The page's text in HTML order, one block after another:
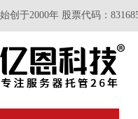
始创于2000年 股票代码：